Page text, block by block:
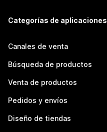
Categorías de aplicaciones
Canales de venta
Búsqueda de productos
Venta de productos
Pedidos y envíos
Diseño de tiendas